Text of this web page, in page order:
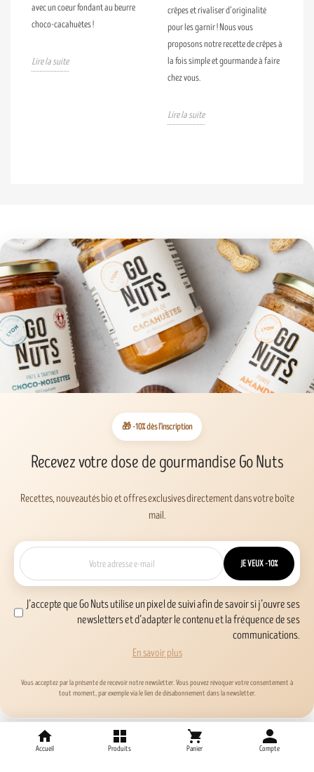
avec un coeur fondant au beurre
choco-cacahuètes !
Lire la suite
crêpes et rivaliser d’originalité
pour les garnir ! Nous vous
proposons notre recette de crêpes à
la fois simple et gourmande à faire
chez vous.
Lire la suite
🎁 -10% dès l’inscription
Recevez votre dose de gourmandise Go Nuts
Recettes, nouveautés bio et offres exclusives directement dans votre boîte
mail.
JE VEUX -10%
J’accepte que Go Nuts utilise un pixel de suivi afin de savoir si j’ouvre ses
newsletters et d’adapter le contenu et la fréquence de ses
communications.
En savoir plus
Vous acceptez par la présente de recevoir notre newsletter. Vous pouvez révoquer votre consentement à
tout moment, par exemple via le lien de désabonnement dans la newsletter.
Paiement sécurisé
Accueil Produits Panier Compte